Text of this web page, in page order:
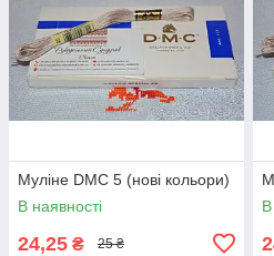
Муліне DMC 5 (нові кольори)
В наявності
24,25 ₴ 25 ₴
В